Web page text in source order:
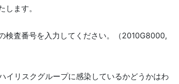
します。
検査番号を入力してください。（2010G8000,
イリスクグループに感染しているかどうかはわ